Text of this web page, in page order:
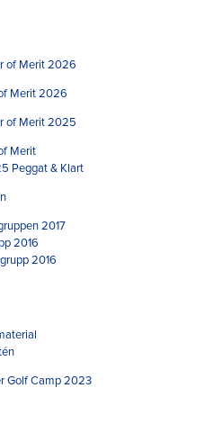
of Merit 2026
Merit 2026
of Merit 2025
Merit
Peggat & Klart
2017
2016
2016
Golf Camp 2023